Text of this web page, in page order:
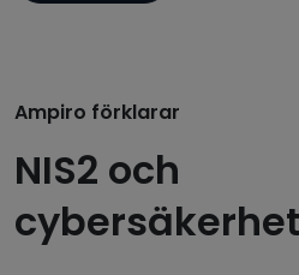
Ampiro förklarar
NIS2 och